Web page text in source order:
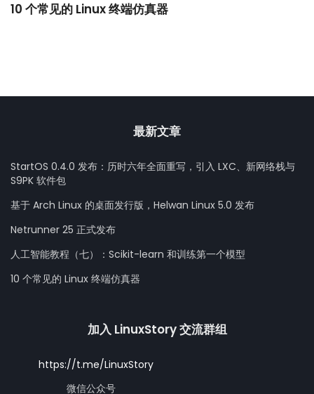
10 个常见的 Linux 终端仿真器
最新文章
StartOS 0.4.0 发布：历时六年全面重写，引入 LXC、新网络栈与
S9PK 软件包
基于 Arch Linux 的桌面发行版，Helwan Linux 5.0 发布
Netrunner 25 正式发布
人工智能教程（七）：Scikit-learn 和训练第一个模型
10 个常见的 Linux 终端仿真器
加入 LinuxStory 交流群组
https://t.me/LinuxStory
微信公众号